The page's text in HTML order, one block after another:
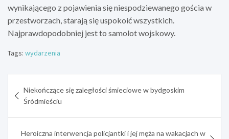
wynikającego z pojawienia się niespodziewanego gościa w
przestworzach, starają się uspokoić wszystkich.
Najprawdopodobniej jest to samolot wojskowy.
Tags: wydarzenia
wpisu
Niekończące się zaległości śmieciowe w bydgoskim
Śródmieściu
Heroiczna interwencja policjantki i jej męża na wakacjach w